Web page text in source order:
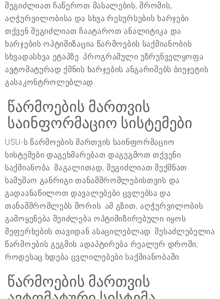
შეგიძლიათ ჩაწეროთ მასალების, შრომის,
აღჭურვილობისა და სხვა რესურსების ხარჯები.
თქვენ შეგიძლიათ ჩაატაროთ ანალიტიკა და
ხარჯების ოპტიმიზაცია წარმოების საქმიანობის
სხვადასხვა ეტაპზე. პროგრამული უზრუნველყოფა
ავტომატურად ქმნის ხარჯების ანგარიშებს ბიუჯეტის
გასაკონტროლებლად.
წარმოების მართვის
საინფორმაციო სისტემები
USU-ს წარმოების მართვის საინფორმაციო
სისტემები დაგეხმარებათ დაგეგმოთ თქვენი
საქმიანობა. მაგალითად, შეგიძლიათ შექმნათ
სამუშაო განრიგი თანამშრომლებისთვის და
გადაანაწილოთ დავალებები ცვლებსა და
თანამშრომლებს შორის. ამ გზით, აღჭურვილობის
გამოყენება შეიძლება ოპტიმიზირებული იყოს
შეფერხების თავიდან ასაცილებლად. შესაძლებელია
წარმოების გეგმის ადაპტირება რეალურ დროში,
როდესაც ხდება ცვლილებები საქმიანობაში.
წარმოების მართვის